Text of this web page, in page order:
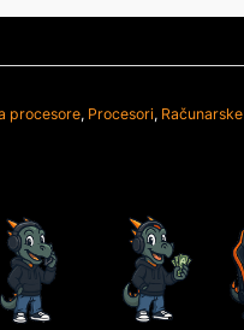
TDP-
procesore, Procesori, Računarske